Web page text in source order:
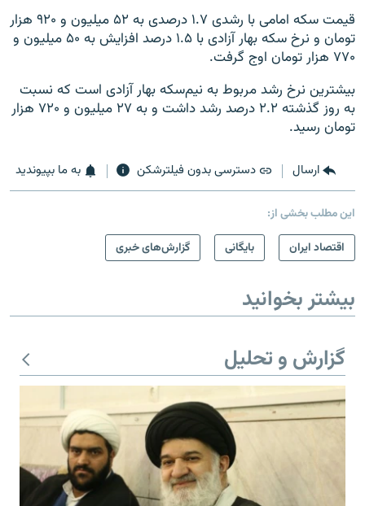
قیمت سکه امامی با رشدی ۱.۷ درصدی به ۵۲ میلیون و ۹۲۰ هزار
تومان و نرخ سکه بهار آزادی با ۱.۵ درصد افزایش به ۵۰ میلیون و
۷۷۰ هزار تومان اوج گرفت.
بیشترین نرخ رشد مربوط به نیم‌سکه بهار آزادی است که نسبت
به روز گذشته ۲.۲ درصد رشد داشت و به ۲۷ میلیون و ۷۲۰ هزار
تومان رسید.
ارسال دسترسی بدون فیلترشکن به ما بپیوندید
این مطلب بخشی از:
اقتصاد ایران
بایگانی گزارش‌های خبری
بیشتر بخوانید
گزارش و تحلیل